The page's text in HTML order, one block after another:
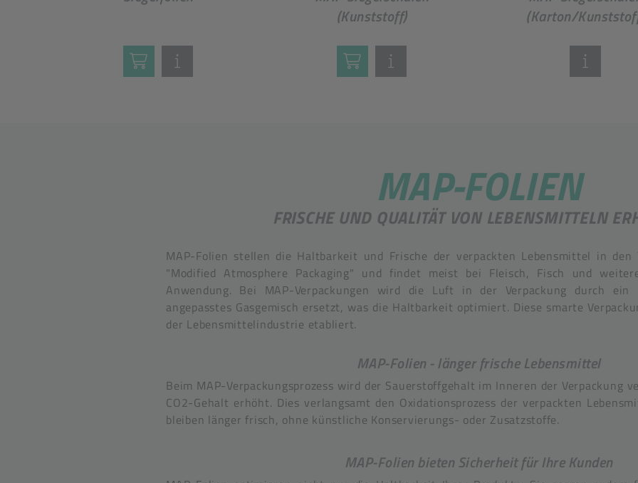
(Kunststoff)
(Karton/
MAP-FOLIEN
FRISCHE UND QUALITÄT VON LEBENSMITTELN
MAP-Folien stellen die Haltbarkeit und Frische der verpackten Lebensmittel in
"Modified Atmosphere Packaging" und findet meist bei Fleisch, Fisch und
Anwendung. Bei MAP-Verpackungen wird die Luft in der Verpackung durch
angepasstes Gasgemisch ersetzt, was die Haltbarkeit optimiert. Diese smarte
der Lebensmittelindustrie etabliert.
MAP-Folien - länger frische Lebensmittel
Beim MAP-Verpackungsprozess wird der Sauerstoffgehalt im Inneren der Verpackung
CO2-Gehalt erhöht. Dies verlangsamt den Oxidationsprozess der verpackten
bleiben länger frisch, ohne künstliche Konservierungs- oder Zusatzstoffe.
MAP-Folien bieten Sicherheit für Ihre Kunden